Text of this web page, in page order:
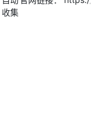
收集